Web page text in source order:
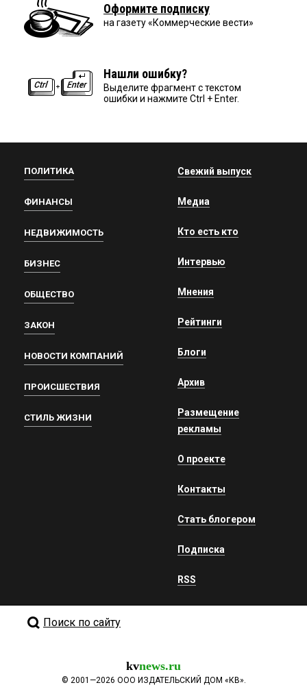
Оформите подписку
на газету «Коммерческие вести»
Нашли ошибку?
Выделите фрагмент с текстом
ошибки и нажмите Ctrl + Enter.
ПОЛИТИКА
ФИНАНСЫ
НЕДВИЖИМОСТЬ
БИЗНЕС
ОБЩЕСТВО
ЗАКОН
НОВОСТИ КОМПАНИЙ
ПРОИСШЕСТВИЯ
СТИЛЬ ЖИЗНИ
Свежий выпуск
Медиа
Кто есть кто
Интервью
Мнения
Рейтинги
Блоги
Архив
Размещение
рекламы
О проекте
Контакты
Стать блогером
Подписка
RSS
Поиск по сайту
kvnews.ru
© 2001—2026 ООО ИЗДАТЕЛЬСКИЙ ДОМ «КВ».